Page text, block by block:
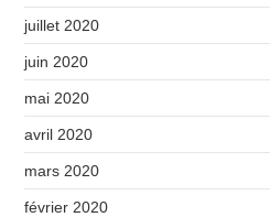
juillet 2020
juin 2020
mai 2020
avril 2020
mars 2020
février 2020